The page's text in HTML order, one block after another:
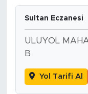
Sultan Eczanesi
ULUYOL
B
Yol Tarifi Al
Bölge
Teknoloji
Magazin
Dünya